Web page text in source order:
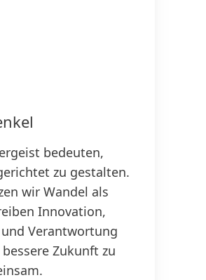
bedeuten,
zu gestalten.
wir Wandel als
Innovation,
Verantwortung
Zukunft zu